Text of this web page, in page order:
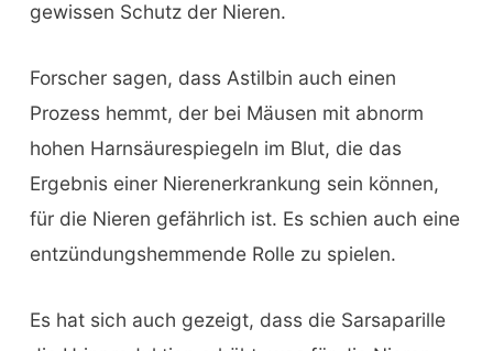
gewissen Schutz der Nieren.
Forscher sagen, dass Astilbin auch einen
Prozess hemmt, der bei Mäusen mit abnorm
hohen Harnsäurespiegeln im Blut, die das
Ergebnis einer Nierenerkrankung sein können,
für die Nieren gefährlich ist. Es schien auch eine
entzündungshemmende Rolle zu spielen.
Es hat sich auch gezeigt, dass die Sarsaparille